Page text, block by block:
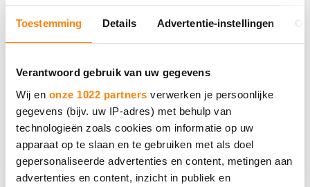
Toestemming Details Advertentie-instellingen
Verantwoord gebruik van uw gegevens
Wij en onze 1022 partners verwerken je persoonlijke
gegevens (bijv. uw IP-adres) met behulp van
technologieën zoals cookies om informatie op uw
apparaat op te slaan en te gebruiken met als doel
gepersonaliseerde advertenties en content, metingen aan
advertenties en content, inzicht in publiek en
Cursussen, voorlichtingen en
ouder, broer, zus,…
Lees meer